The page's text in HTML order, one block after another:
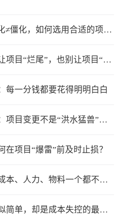
项目模板的“魔力”：标准化≠僵化，如何选用合适的项目模版？
结项申请与结项审批：别让项目“烂尾”，也别让项目“无限延期”
每一分钱都要花得明明白白
变更请求发起与变更决策：项目变更不是“洪水猛兽”，但要管住流程
项目“爆雷”前及时止损？
项目监控全景图：进度、成本、人力、物料一个都不能少
工时填报与工时确认：看似简单，却是成本失控的最大漏洞